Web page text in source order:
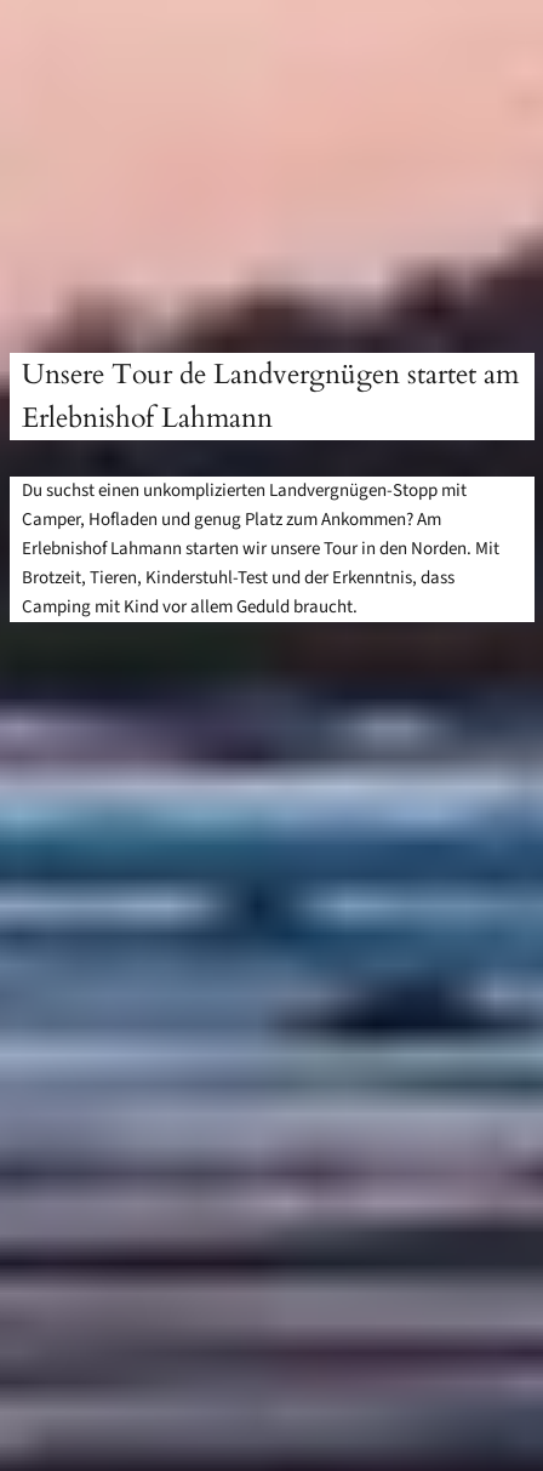
Unsere Tour de Landvergnügen startet am
Erlebnishof Lahmann
Du suchst einen unkomplizierten Landvergnügen-Stopp mit
Camper, Hofladen und genug Platz zum Ankommen? Am
Erlebnishof Lahmann starten wir unsere Tour in den Norden. Mit
Brotzeit, Tieren, Kinderstuhl-Test und der Erkenntnis, dass
Camping mit Kind vor allem Geduld braucht.